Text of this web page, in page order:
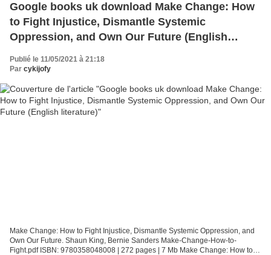
Google books uk download Make Change: How
to Fight Injustice, Dismantle Systemic
Oppression, and Own Our Future (English
literature)
Publié le 11/05/2021 à 21:18
Par cykijofy
Make Change: How to Fight Injustice, Dismantle Systemic Oppression, and
Own Our Future. Shaun King, Bernie Sanders Make-Change-How-to-
Fight.pdf ISBN: 9780358048008 | 272 pages | 7 Mb Make Change: How to